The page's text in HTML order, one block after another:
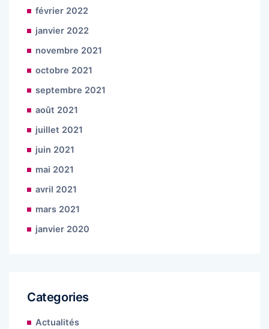
février 2022
janvier 2022
novembre 2021
octobre 2021
septembre 2021
août 2021
juillet 2021
juin 2021
mai 2021
avril 2021
mars 2021
janvier 2020
Categories
Actualités